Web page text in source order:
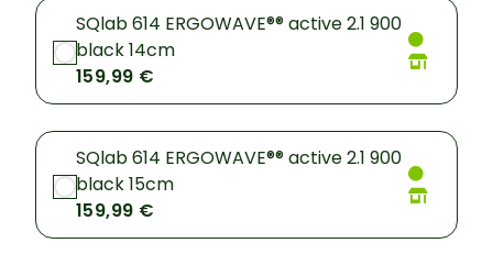
SQlab 614 ERGOWAVE®® active 2.1 900
black 14cm
159,99 €
SQlab 614 ERGOWAVE®® active 2.1 900
black 15cm
159,99 €